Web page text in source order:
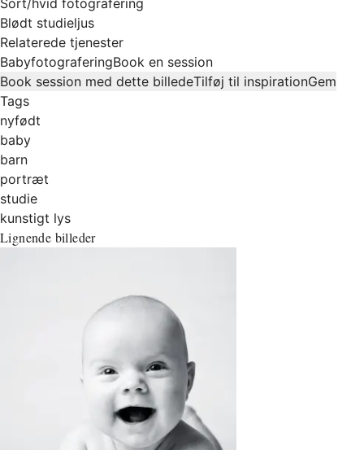
Sort/hvid fotografering
Blødt studieljus
Relaterede tjenester
BabyfotograferingBook en session
Book session med dette billedeTilføj til inspirationGem
Tags
nyfødt
baby
barn
portræt
studie
kunstigt lys
Lignende billeder